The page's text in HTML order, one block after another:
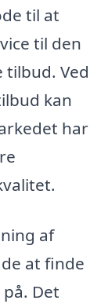
til at
til den
Ved
kan
har
af
at finde
Det